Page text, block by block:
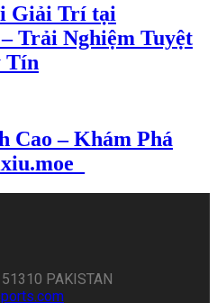
Giải Trí tại
Trải Nghiệm Tuyệt
Tín
Cao – Khám Phá
PAKISTAN